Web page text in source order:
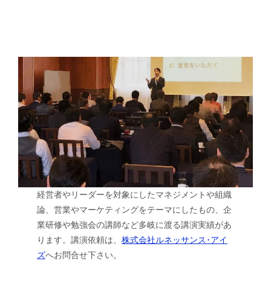
経営者やリーダーを対象にしたマネジメントや組織
論、営業やマーケティングをテーマにしたもの、企
業研修や勉強会の講師など多岐に渡る講演実績があ
ります。講演依頼は、株式会社ルネッサンス･アイ
ズへお問合せ下さい。